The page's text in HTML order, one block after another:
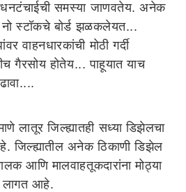
समस्या जाणवतेय. अनेक
नो स्टॉकचे बोर्ड झळकलेयत...
वाहनधारकांची मोठी गर्दी
गैरसोय होतेय... पाहूयात याच
लातूर जिल्ह्यातही सध्या डिझेलचा
जिल्ह्यातील अनेक ठिकाणी डिझेल
आणि मालवाहतूकदारांना मोठ्या
लागत आहे.